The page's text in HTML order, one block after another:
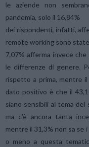
le aziende non
pandemia, solo il 16,84%
dei rispondenti, infatti,
remote working sono
7,07% afferma invece
le differenze di genere.
rispetto a prima, mentre
dato positivo è che il
siano sensibili al tema
ma c’è ancora tanta
mentre il 31,3% non sa se
o meno a questa